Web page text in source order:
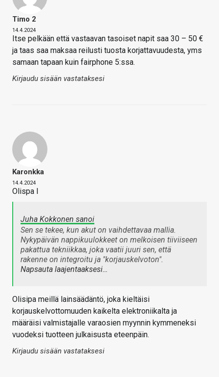
Timo 2
14.4.2024
Itse pelkään että vastaavan tasoiset napit saa 30 – 50 €
ja taas saa maksaa reilusti tuosta korjattavuudesta, yms
samaan tapaan kuin fairphone 5:ssa.
Kirjaudu sisään vastataksesi
Karonkka
14.4.2024
Olispa l
Juha Kokkonen sanoi
Sen se tekee, kun akut on vaihdettavaa mallia.
Nykypäivän nappikuulokkeet on melkoisen tiiviiseen
pakattua tekniikkaa, joka vaatii juuri sen, että
rakenne on integroitu ja "korjauskelvoton".
Napsauta laajentaaksesi…
Olisipa meillä lainsäädäntö, joka kieltäisi
korjauskelvottomuuden kaikelta elektroniikalta ja
määräisi valmistajalle varaosien myynnin kymmeneksi
vuodeksi tuotteen julkaisusta eteenpäin.
Kirjaudu sisään vastataksesi